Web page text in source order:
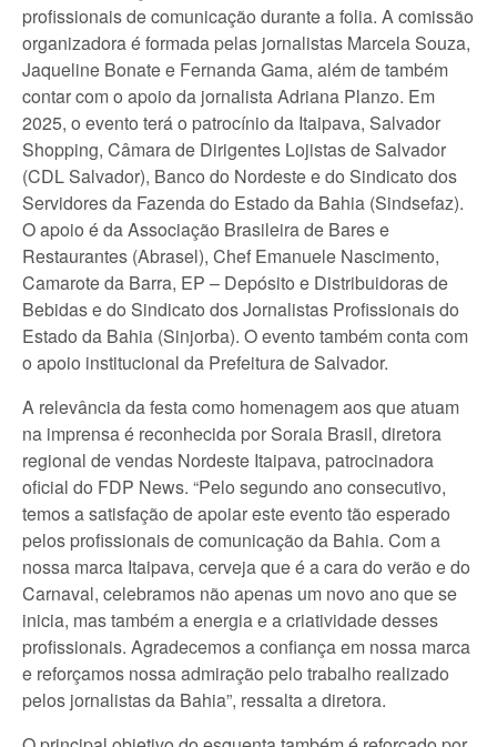
profissionais de comunicação durante a folia. A comissão
organizadora é formada pelas jornalistas Marcela Souza,
Jaqueline Bonate e Fernanda Gama, além de também
contar com o apoio da jornalista Adriana Planzo. Em
2025, o evento terá o patrocínio da Itaipava, Salvador
Shopping, Câmara de Dirigentes Lojistas de Salvador
(CDL Salvador), Banco do Nordeste e do Sindicato dos
Servidores da Fazenda do Estado da Bahia (Sindsefaz).
O apoio é da Associação Brasileira de Bares e
Restaurantes (Abrasel), Chef Emanuele Nascimento,
Camarote da Barra, EP – Depósito e Distribuidoras de
Bebidas e do Sindicato dos Jornalistas Profissionais do
Estado da Bahia (Sinjorba). O evento também conta com
o apoio institucional da Prefeitura de Salvador.
A relevância da festa como homenagem aos que atuam
na imprensa é reconhecida por Soraia Brasil, diretora
regional de vendas Nordeste Itaipava, patrocinadora
oficial do FDP News. “Pelo segundo ano consecutivo,
temos a satisfação de apoiar este evento tão esperado
pelos profissionais de comunicação da Bahia. Com a
nossa marca Itaipava, cerveja que é a cara do verão e do
Carnaval, celebramos não apenas um novo ano que se
inicia, mas também a energia e a criatividade desses
profissionais. Agradecemos a confiança em nossa marca
e reforçamos nossa admiração pelo trabalho realizado
pelos jornalistas da Bahia”, ressalta a diretora.